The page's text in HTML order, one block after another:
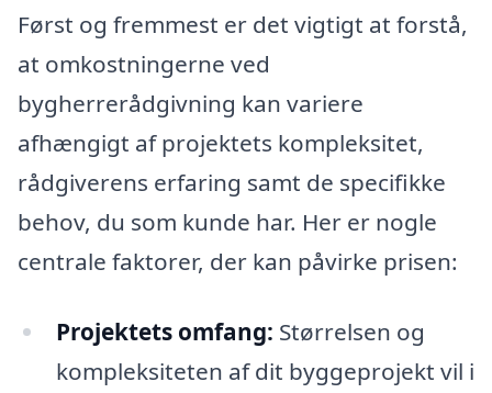
Først og fremmest er det vigtigt at forstå,
at omkostningerne ved
bygherrerådgivning kan variere
afhængigt af projektets kompleksitet,
rådgiverens erfaring samt de specifikke
behov, du som kunde har. Her er nogle
centrale faktorer, der kan påvirke prisen:
Projektets omfang: Størrelsen og
kompleksiteten af dit byggeprojekt vil i